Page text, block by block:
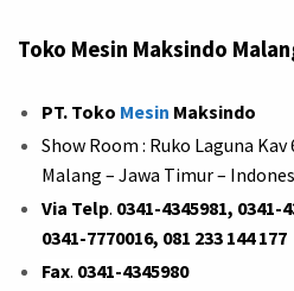
Toko Mesin Maksindo
PT. Toko Mesin Maksindo
Show Room : Ruko Laguna Kav
Malang – Jawa Timur –
Via Telp. 0341-4345981, 0341-
0341-7770016, 081 233 144 177
Fax. 0341-4345980